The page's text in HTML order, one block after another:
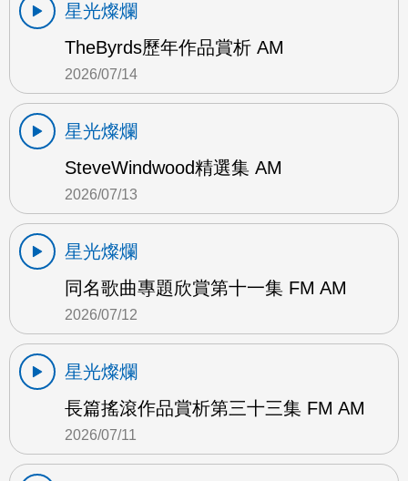
星光燦爛
TheByrds歷年作品賞析 AM
2026/07/14
星光燦爛
SteveWindwood精選集 AM
2026/07/13
星光燦爛
同名歌曲專題欣賞第十一集 FM AM
2026/07/12
星光燦爛
長篇搖滾作品賞析第三十三集 FM AM
2026/07/11